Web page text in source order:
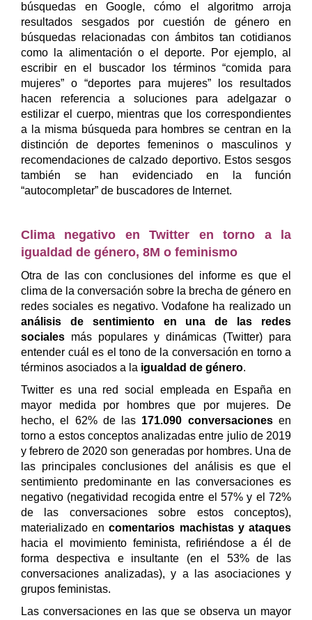
búsquedas en Google, cómo el algoritmo arroja
resultados sesgados por cuestión de género en
búsquedas relacionadas con ámbitos tan cotidianos
como la alimentación o el deporte. Por ejemplo, al
escribir en el buscador los términos “comida para
mujeres” o “deportes para mujeres” los resultados
hacen referencia a soluciones para adelgazar o
estilizar el cuerpo, mientras que los correspondientes
a la misma búsqueda para hombres se centran en la
distinción de deportes femeninos o masculinos y
recomendaciones de calzado deportivo. Estos sesgos
también se han evidenciado en la función
“autocompletar” de buscadores de Internet.
Clima negativo en Twitter en torno a la
igualdad de género, 8M o feminismo
Otra de las con conclusiones del informe es que el
clima de la conversación sobre la brecha de género en
redes sociales es negativo. Vodafone ha realizado un
análisis de sentimiento en una de las redes
sociales más populares y dinámicas (Twitter) para
entender cuál es el tono de la conversación en torno a
términos asociados a la igualdad de género.
Twitter es una red social empleada en España en
mayor medida por hombres que por mujeres. De
hecho, el 62% de las 171.090 conversacionesen
torno a estos conceptos analizadas entre julio de 2019
y febrero de 2020 son generadas por hombres. Una de
las principales conclusiones del análisis es que el
sentimiento predominante en las conversaciones es
negativo (negatividad recogida entre el 57% y el 72%
de las conversaciones sobre estos conceptos),
materializado encomentarios machistas y ataques
hacia el movimiento feminista, refiriéndose a él de
forma despectiva e insultante (en el 53% de las
conversaciones analizadas), y a las asociaciones y
grupos feministas.
Las conversaciones en las que se observa un mayor